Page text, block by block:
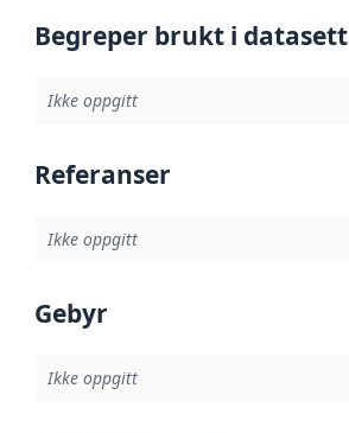
Begreper brukt i datasett
Ikke oppgitt
Referanser
Ikke oppgitt
Gebyr
Ikke oppgitt